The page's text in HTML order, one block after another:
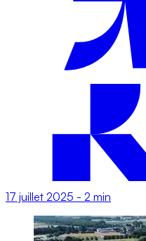
17 juillet 2025 - 2 min